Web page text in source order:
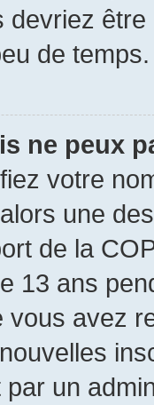
devriez
de temps.
ne peux
votre
une
de la
13 ans
vous avez
un